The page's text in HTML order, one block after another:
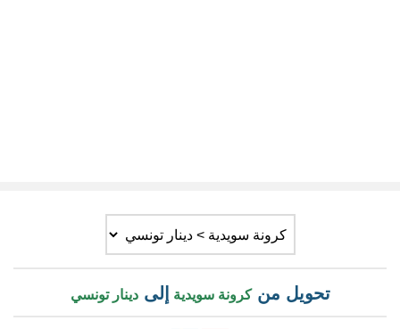
تحويل منكرونة سويدية إلىدينار تونسي